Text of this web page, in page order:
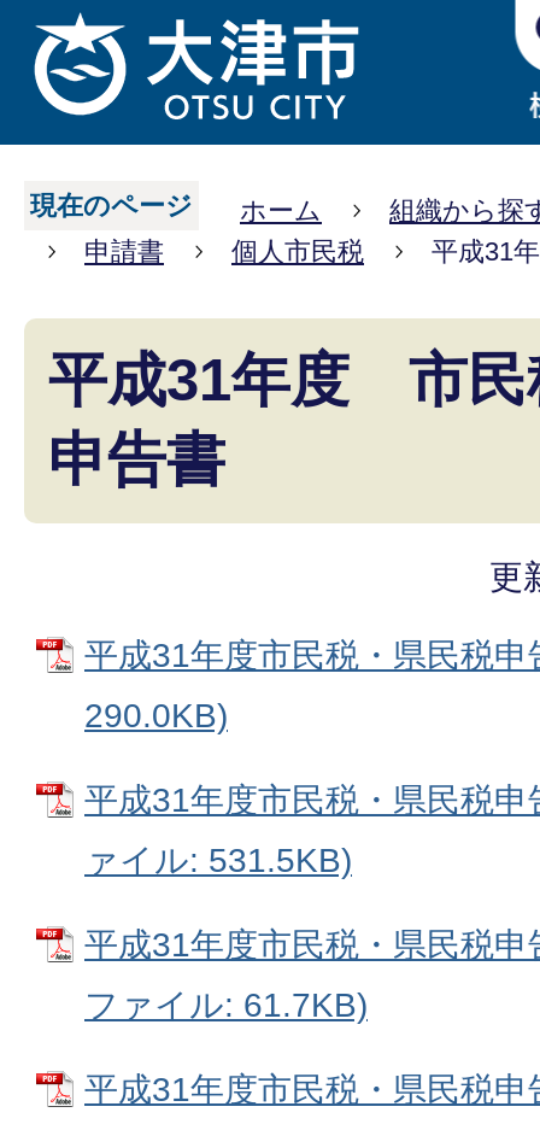
現在のページ ホーム
組織から探
申請書
個人市民税 平成31
平成31年度 市民
申告書
更
平成31年度市民税・県民税
290.0KB)
平成31年度市民税・県民税
ァイル: 531.5KB)
平成31年度市民税・県民税
ファイル: 61.7KB)
平成31年度市民税・県民税